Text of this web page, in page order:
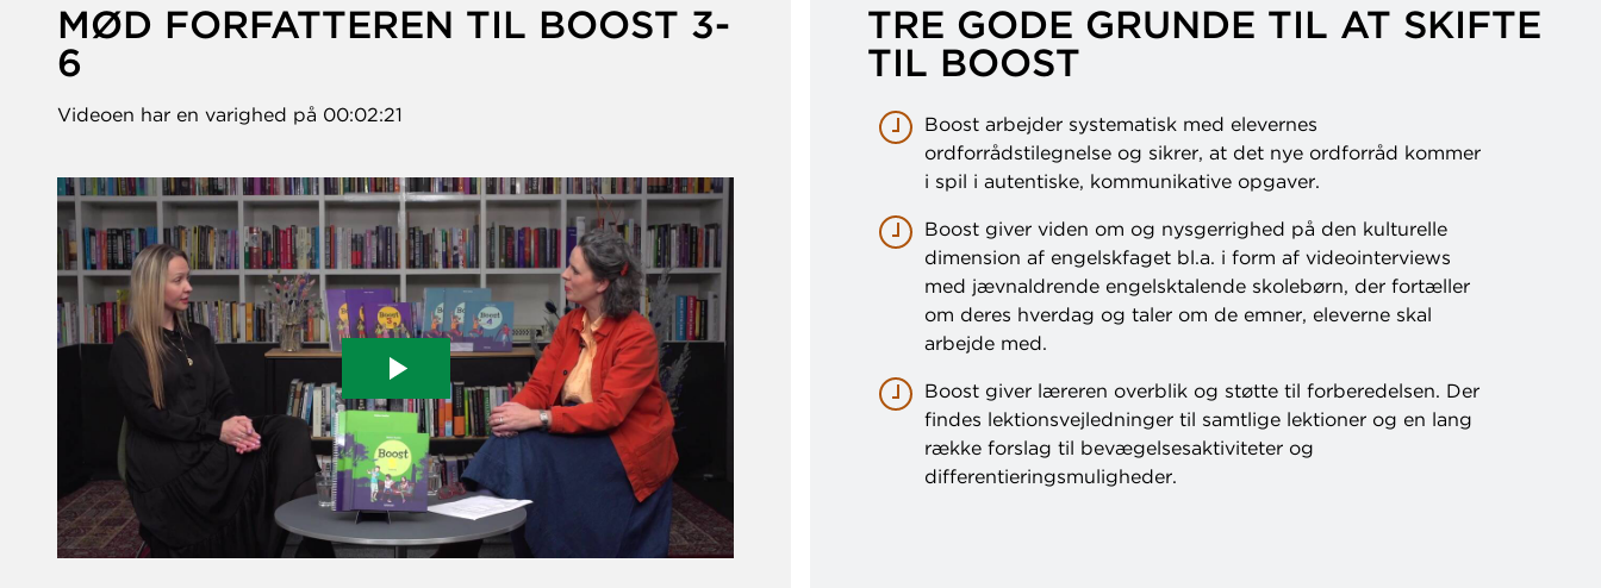
MØD FORFATTEREN TIL BOOST 3-
6
Videoen har en varighed på 00:02:21
TRE GODE GRUNDE TIL AT SKIFTE
TIL BOOST
Boost arbejder systematisk med elevernes
ordforrådstilegnelse og sikrer, at det nye ordforråd kommer
i spil i autentiske, kommunikative opgaver.
Boost giver viden om og nysgerrighed på den kulturelle
dimension af engelskfaget bl.a. i form af videointerviews
med jævnaldrende engelsktalende skolebørn, der fortæller
om deres hverdag og taler om de emner, eleverne skal
arbejde med.
Boost giver læreren overblik og støtte til forberedelsen. Der
findes lektionsvejledninger til samtlige lektioner og en lang
række forslag til bevægelsesaktiviteter og
differentieringsmuligheder.